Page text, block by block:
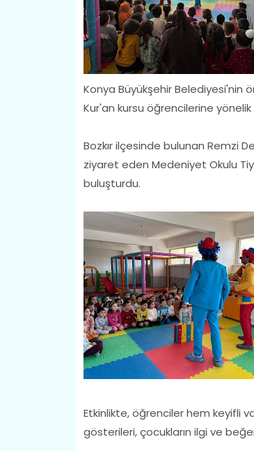
Konya Büyükşehir Belediyesi'nin
Kur'an kursu öğrencilerine
Bozkır ilçesinde bulunan Remzi
ziyaret eden Medeniyet Okulu
buluşturdu.
Etkinlikte, öğrenciler hem keyifli
gösterileri, çocukların ilgi ve